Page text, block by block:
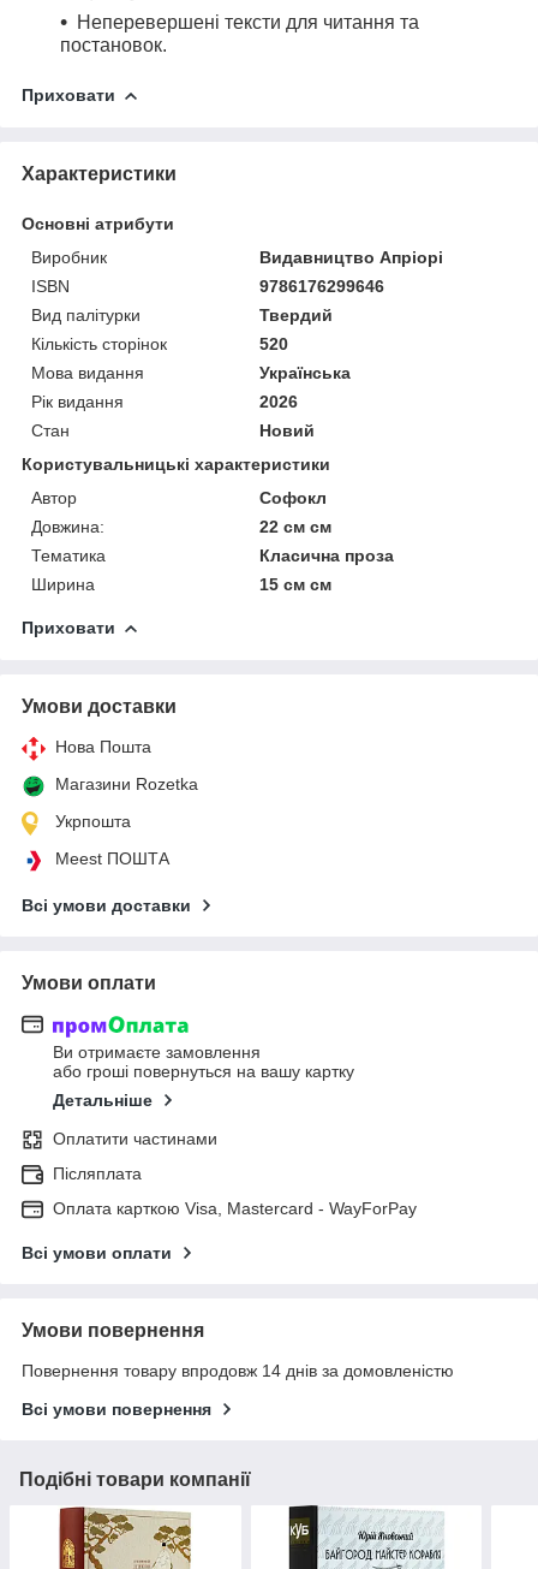
Неперевершені тексти для читання та
постановок.
Приховати
Характеристики
Основні атрибути
Виробник
Видавництво Апріорі
ISBN
9786176299646
Вид палітурки
Твердий
Кількість сторінок
520
Мова видання
Українська
Рік видання
2026
Стан
Новий
Користувальницькі характеристики
Автор
Софокл
Довжина:
22 см см
Тематика
Класична проза
Ширина
15 см см
Приховати
Умови доставки
Нова Пошта
Магазини Rozetka
Укрпошта
Meest ПОШТА
Всі умови доставки
Умови оплати
Ви отримаєте замовлення
або гроші повернуться на вашу картку
Детальніше
Оплатити частинами
Післяплата
Оплата карткою Visa, Mastercard - WayForPay
Всі умови оплати
Умови повернення
Повернення товару впродовж 14 днів за домовленістю
Всі умови повернення
Подібні товари компанії